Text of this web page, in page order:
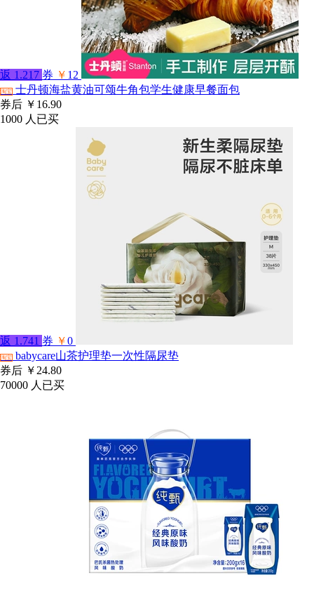
返 1.217 券 ￥ 12
淘宝 士丹顿海盐黄油可颂牛角包学生健康早餐面包
券后 ￥16.90
1000 人已买
返 1.741 券 ￥0
淘宝 babycare山茶护理垫一次性隔尿垫
券后 ￥24.80
70000 人已买